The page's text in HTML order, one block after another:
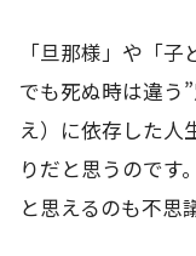
「旦那様」や「
でも死ぬ時は違う
え）に依存した人
りだと思うのです
と思えるのも不思